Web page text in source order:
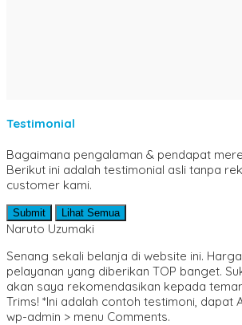
Puisi
Sains & Teknologi
SD/ MI
Sejarah & Biografi
Seni & Bahasa Sastra
SMA/ MA
SMP/ MTS
Sosial dan Budaya
Teknik Sipil
Umum & Populer
Testimonial
Bagaimana pengalaman & pendapat
Berikut ini adalah testimonial asli tanpa
customer kami.
Submit Lihat Semua
Naruto Uzumaki
Senang sekali belanja di website ini.
pelayanan yang diberikan TOP banget.
akan saya rekomendasikan kepada
Trims! *Ini adalah contoh testimoni, dapat
wp-admin > menu Comments.